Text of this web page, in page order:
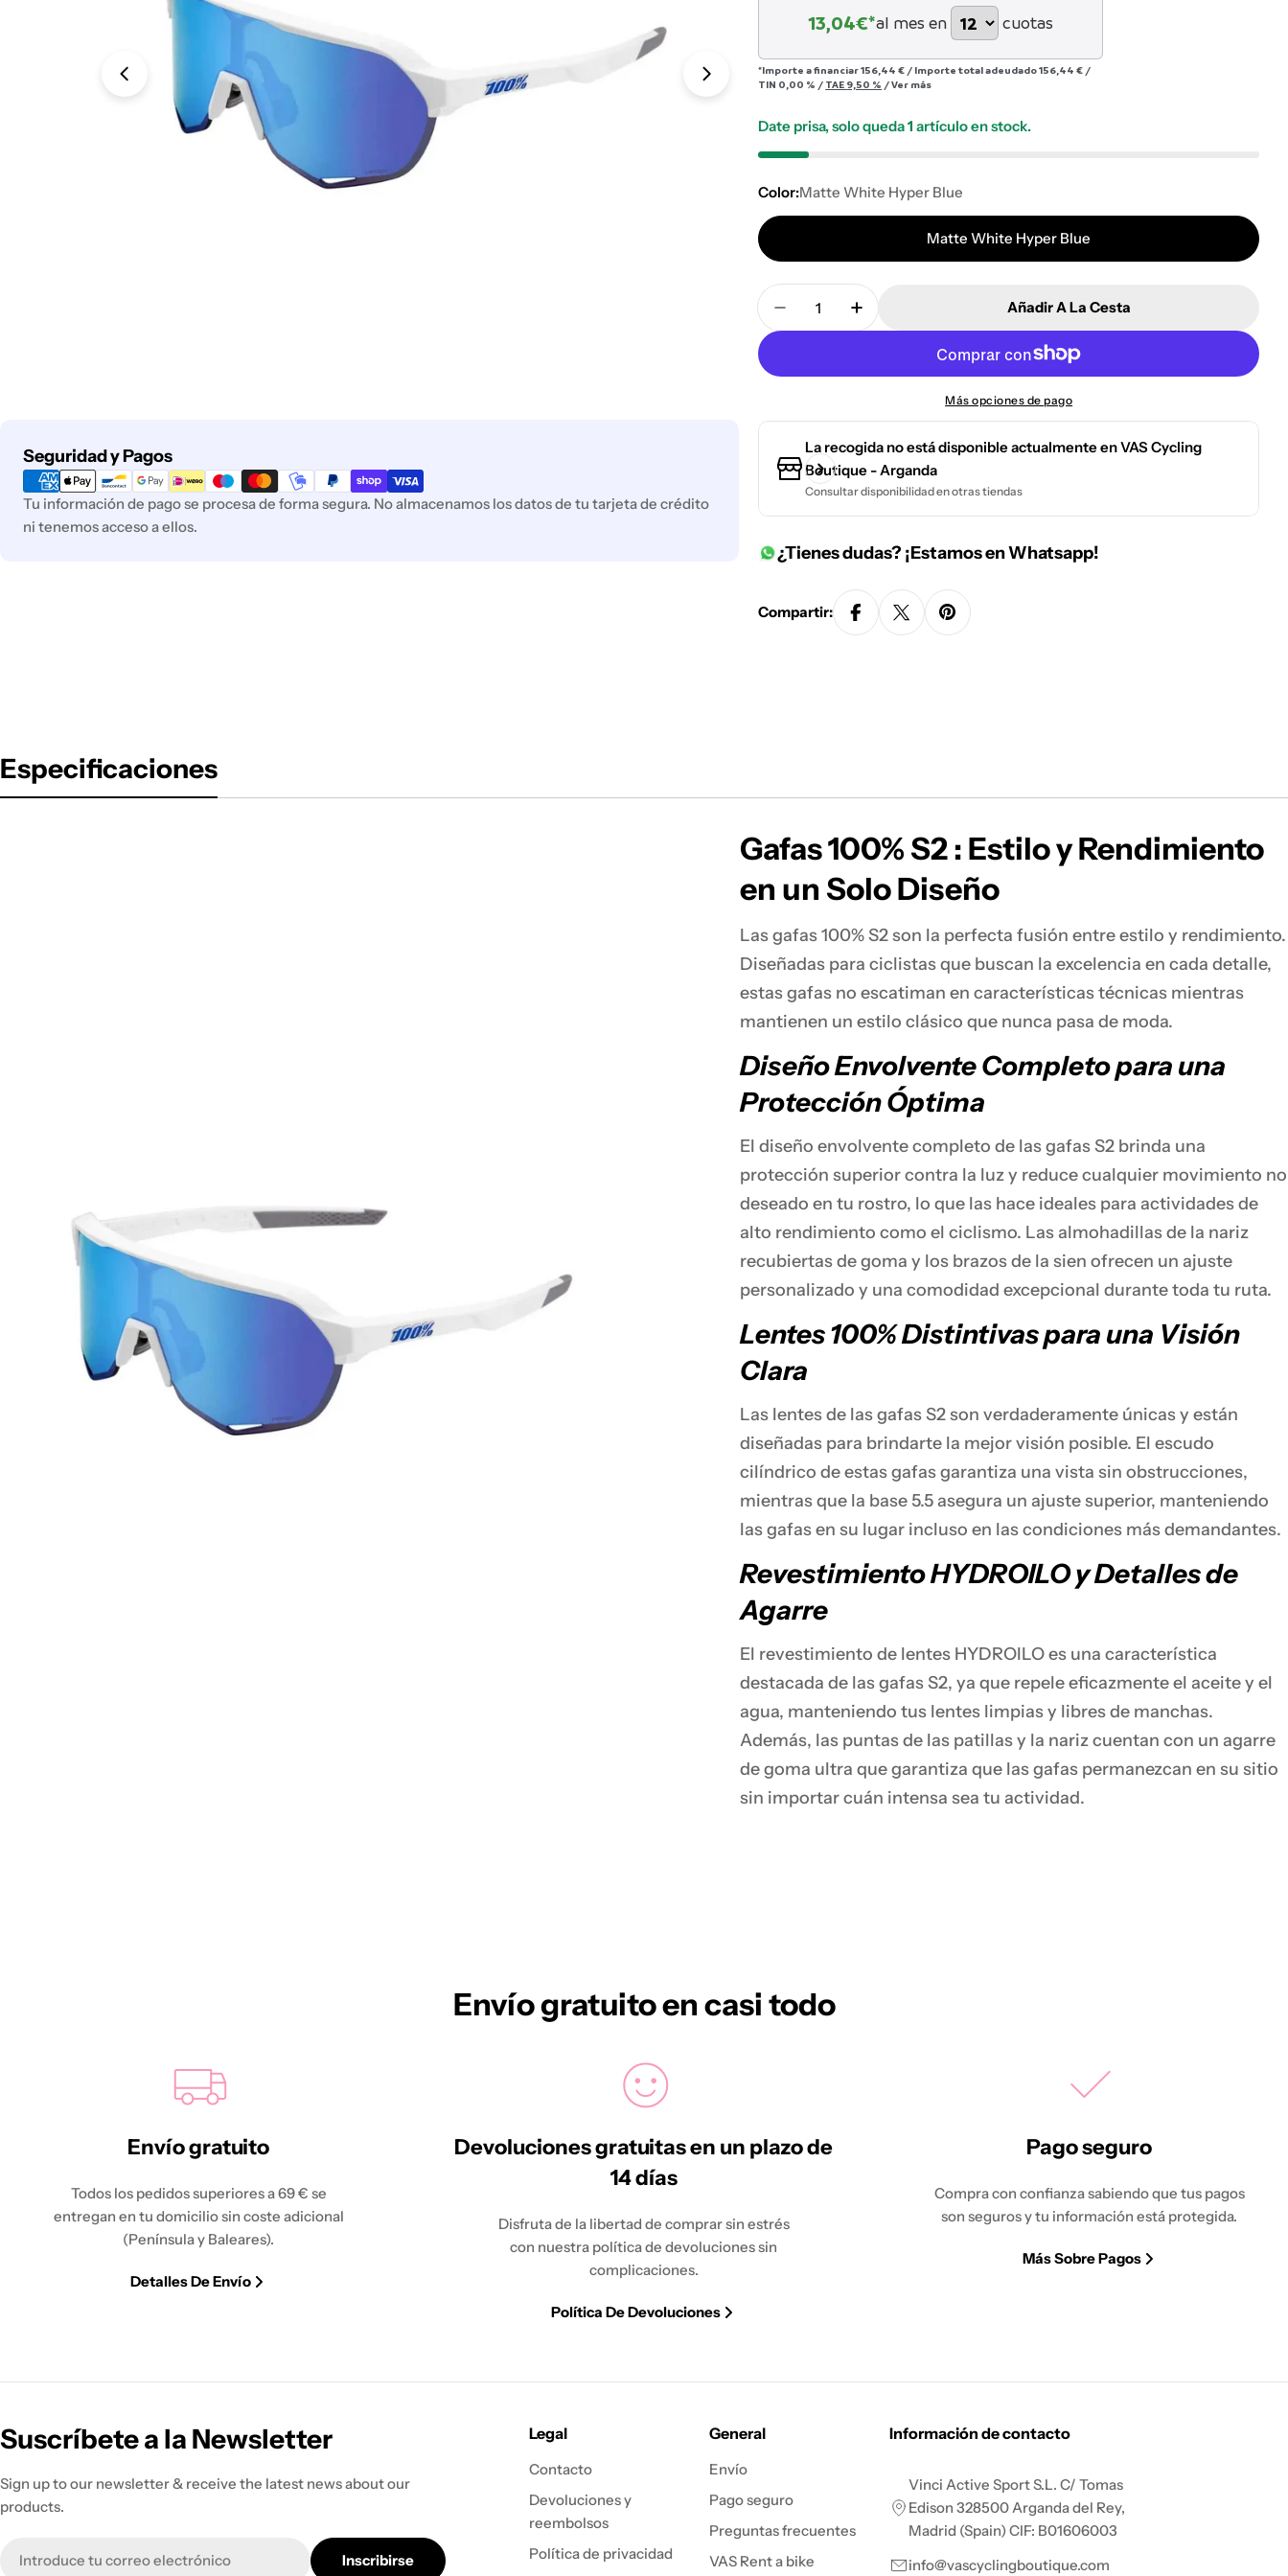
Abrir medios 0 en modal Abrir medios 1 en modal
Seguridad y Pagos
Métodos
de
pago
Tu información de pago se procesa de forma segura. No almacenamos los datos de tu tarjeta de crédito
ni tenemos acceso a ellos.
13,04€*al mes en cuotas
*Importe a financiar156,44 € / Importe total adeudado156,44 € /
TIN 0,00 % / TAE 9,50 % /Ver más
Date prisa, solo queda1 artículo en stock.
Color:Matte White Hyper Blue
Matte White Hyper Blue
Cantidad
Disminuir Cantidad Para Gafas 100x100 100% S2
Aumentar Cantidad Para Gafas 100x100 100% S2
Añadir A La Cesta
Más opciones de pago
La recogida no está disponible actualmente enVAS Cycling
Boutique - Arganda
Consultar disponibilidad en otras tiendas
¿Tienes dudas? ¡Estamos en Whatsapp!
Compartir:
Especificaciones
Gafas 100% S2 : Estilo y Rendimiento
en un Solo Diseño
Las gafas 100% S2 son la perfecta fusión entre estilo y rendimiento.
Diseñadas para ciclistas que buscan la excelencia en cada detalle,
estas gafas no escatiman en características técnicas mientras
mantienen un estilo clásico que nunca pasa de moda.
Diseño Envolvente Completo para una
Protección Óptima
El diseño envolvente completo de las gafas S2 brinda una
protección superior contra la luz y reduce cualquier movimiento no
deseado en tu rostro, lo que las hace ideales para actividades de
alto rendimiento como el ciclismo. Las almohadillas de la nariz
recubiertas de goma y los brazos de la sien ofrecen un ajuste
personalizado y una comodidad excepcional durante toda tu ruta.
Lentes 100% Distintivas para una Visión
Clara
Las lentes de las gafas S2 son verdaderamente únicas y están
diseñadas para brindarte la mejor visión posible. El escudo
cilíndrico de estas gafas garantiza una vista sin obstrucciones,
mientras que la base 5.5 asegura un ajuste superior, manteniendo
las gafas en su lugar incluso en las condiciones más demandantes.
Revestimiento HYDROILO y Detalles de
Agarre
El revestimiento de lentes HYDROILO es una característica
destacada de las gafas S2, ya que repele eficazmente el aceite y el
agua, manteniendo tus lentes limpias y libres de manchas.
Además, las puntas de las patillas y la nariz cuentan con un agarre
de goma ultra que garantiza que las gafas permanezcan en su sitio
sin importar cuán intensa sea tu actividad.
Envío gratuito en casi todo
Envío gratuito
Todos los pedidos superiores a 69 € se
entregan en tu domicilio sin coste adicional
(Península y Baleares).
Detalles De Envío
Devoluciones gratuitas en un plazo de
14 días
Disfruta de la libertad de comprar sin estrés
con nuestra política de devoluciones sin
complicaciones.
Política De Devoluciones
Pago seguro
Compra con confianza sabiendo que tus pagos
son seguros y tu información está protegida.
Más Sobre Pagos
Suscríbete a la Newsletter
Sign up to our newsletter & receive the latest news about our
products.
electrónico
Inscribirse
Legal
Contacto
Devoluciones y
reembolsos
Política de privacidad
General
Envío
Pago seguro
Preguntas frecuentes
VAS Rent a bike
Información de contacto
Vinci Active Sport S.L. C/ Tomas
Edison 328500 Arganda del Rey,
Madrid (Spain) CIF: B01606003
info@vascyclingboutique.com